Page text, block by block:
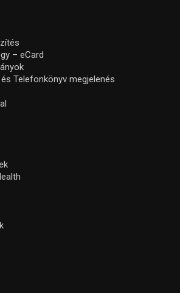
– eCard
Telefonkönyv megjelenés